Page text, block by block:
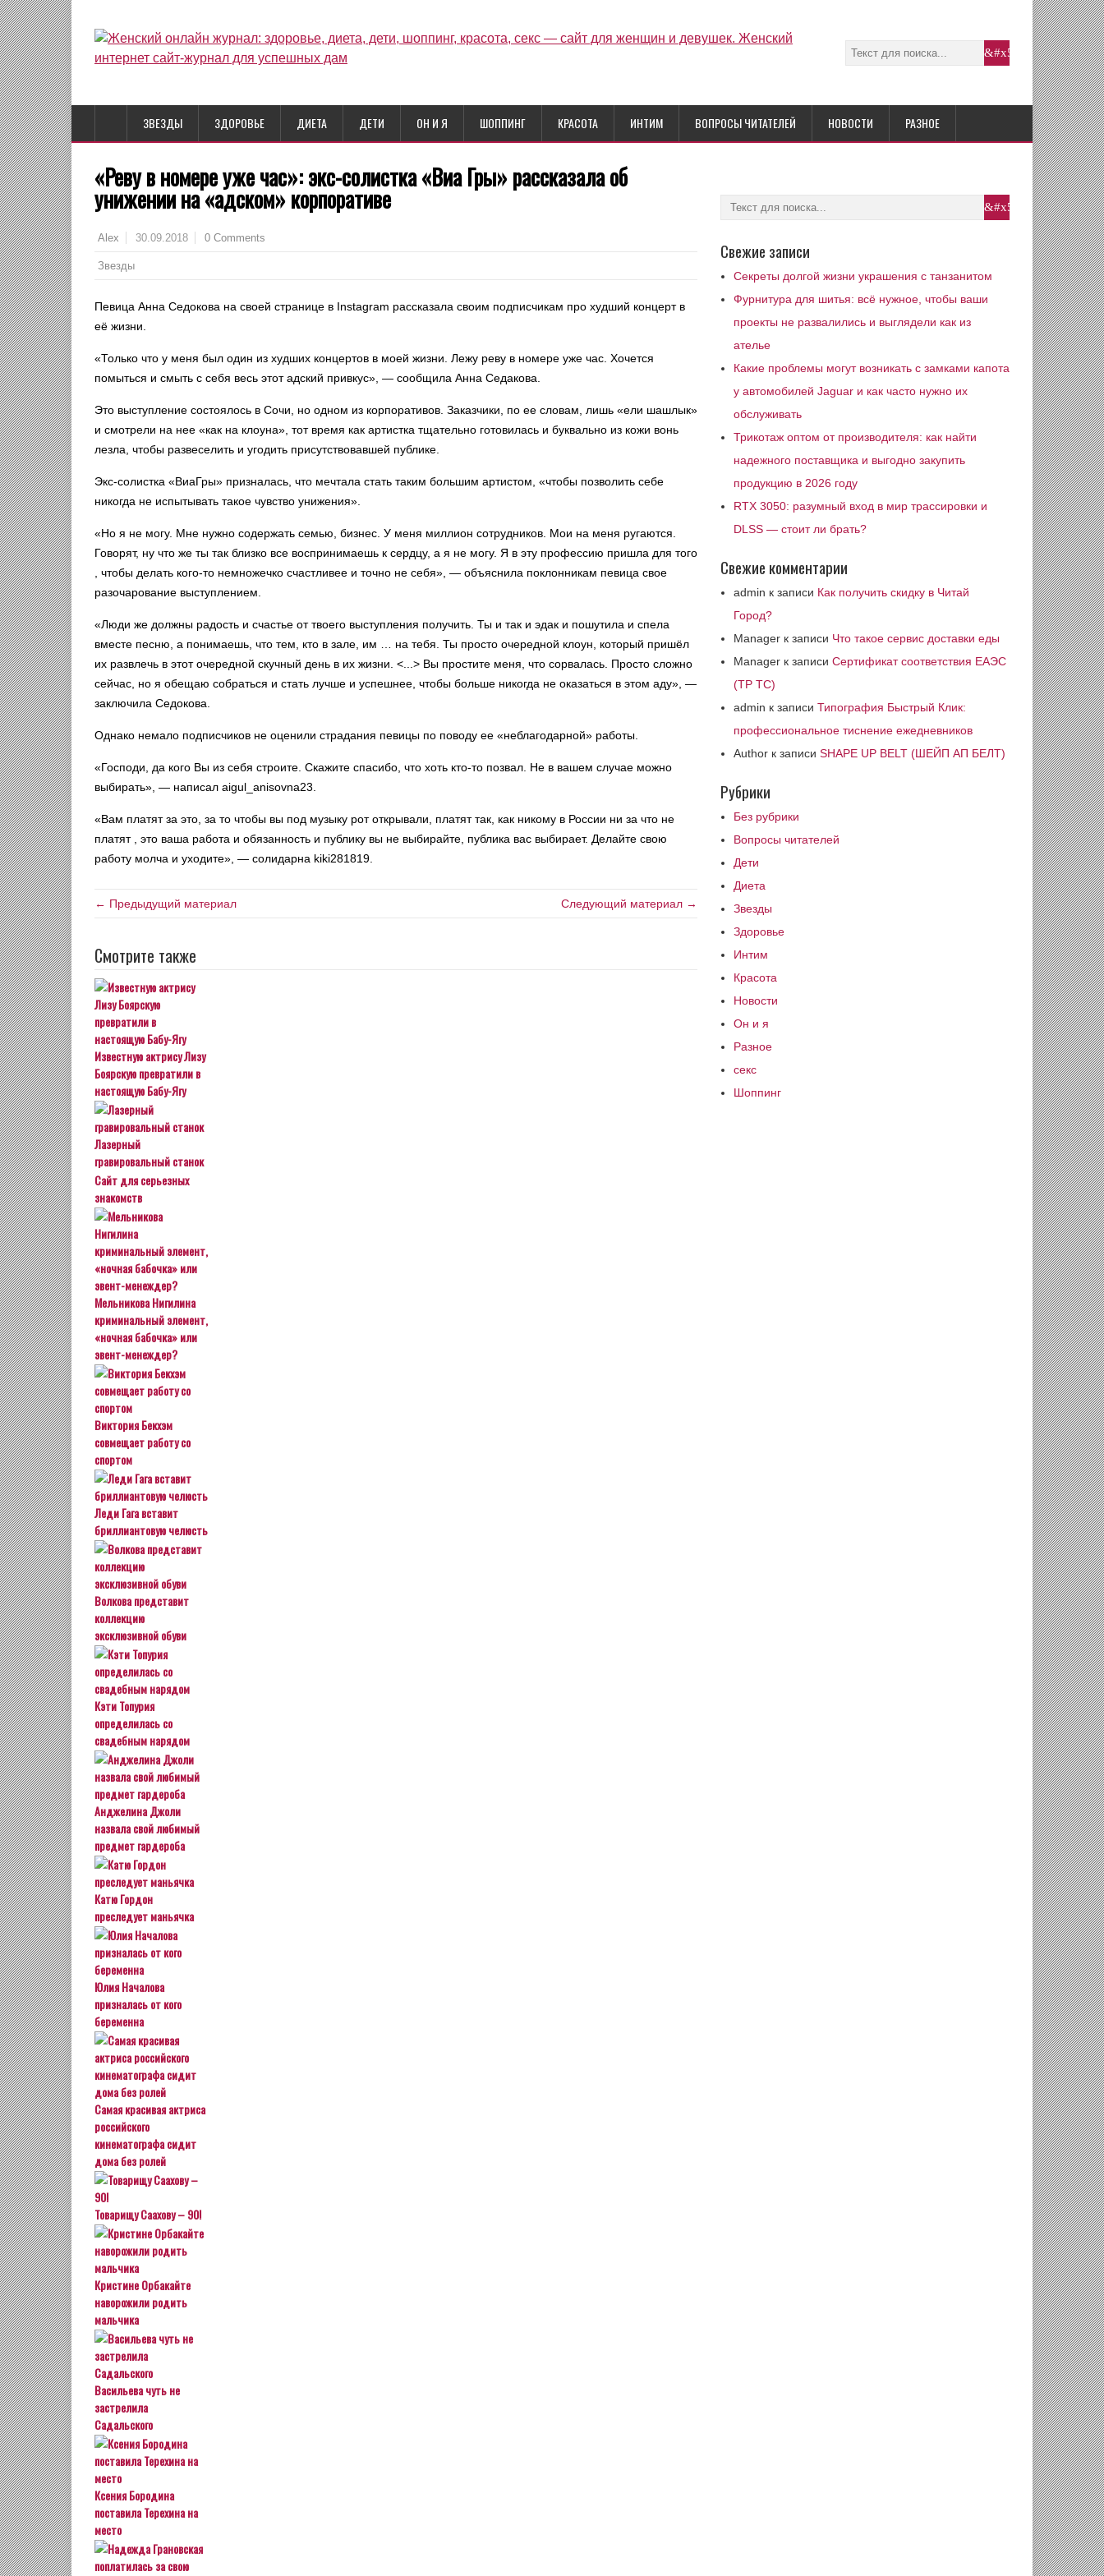
ЗВЕЗДЫ ЗДОРОВЬЕ ДИЕТА ДЕТИ ОН И Я ШОППИНГ КРАСОТА ИНТИМ ВОПРОСЫ ЧИТАТЕЛЕЙ НОВОСТИ РАЗНОЕ
«Реву в номере уже час»: экс-солистка «Виа Гры» рассказала об
унижении на «адском» корпоративе
Alex 30.09.2018 0 Comments
Звезды
Певица Анна Седокова на своей странице в Instagram рассказала своим подписчикам про худший концерт в
её жизни.
«Только что у меня был один из худших концертов в моей жизни. Лежу реву в номере уже час. Хочется
помыться и смыть с себя весь этот адский привкус», — сообщила Анна Седакова.
Это выступление состоялось в Сочи, но одном из корпоративов. Заказчики, по ее словам, лишь «ели шашлык»
и смотрели на нее «как на клоуна», тот время как артистка тщательно готовилась и буквально из кожи вонь
лезла, чтобы развеселить и угодить присутствовавшей публике.
Экс-солистка «ВиаГры» призналась, что мечтала стать таким большим артистом, «чтобы позволить себе
никогда не испытывать такое чувство унижения».
«Но я не могу. Мне нужно содержать семью, бизнес. У меня миллион сотрудников. Мои на меня ругаются.
Говорят, ну что же ты так близко все воспринимаешь к сердцу, а я не могу. Я в эту профессию пришла для того
, чтобы делать кого-то немножечко счастливее и точно не себя», — объяснила поклонникам певица свое
разочарование выступлением.
«Люди же должны радость и счастье от твоего выступления получить. Ты и так и эдак и пошутила и спела
вместе песню, а понимаешь, что тем, кто в зале, им … на тебя. Ты просто очередной клоун, который пришёл
их развлечь в этот очередной скучный день в их жизни. <...> Вы простите меня, что сорвалась. Просто сложно
сейчас, но я обещаю собраться и стать лучше и успешнее, чтобы больше никогда не оказаться в этом аду», —
заключила Седокова.
Однако немало подписчиков не оценили страдания певицы по поводу ее «неблагодарной» работы.
«Господи, да кого Вы из себя строите. Скажите спасибо, что хоть кто-то позвал. Не в вашем случае можно
выбирать», — написал aigul_anisovna23.
«Вам платят за это, за то чтобы вы под музыку рот открывали, платят так, как никому в России ни за что не
платят , это ваша работа и обязанность и публику вы не выбирайте, публика вас выбирает. Делайте свою
работу молча и уходите», — солидарна kiki281819.
← Предыдущий материал Следующий материал →
Смотрите также
Известную актрису Лизу
Боярскую превратили в
настоящую Бабу-Ягу
Лазерный
гравировальный станок
Сайт для серьезных
знакомств
Мельникова Нигилина
криминальный элемент,
«ночная бабочка» или
эвент-менеждер?
Виктория Бекхэм
совмещает работу со
спортом
Леди Гага вставит
бриллиантовую челюсть
Волкова представит
коллекцию
эксклюзивной обуви
Кэти Топурия
определилась со
свадебным нарядом
Анджелина Джоли
назвала свой любимый
предмет гардероба
Катю Гордон
преследует маньячка
Юлия Началова
призналась от кого
беременна
Самая красивая актриса
российского
кинематографа сидит
дома без ролей
Товарищу Саахову – 90!
Кристине Орбакайте
наворожили родить
мальчика
Васильева чуть не
застрелила
Садальского
Ксения Бородина
поставила Терехина на
место
Свежие записи
Секреты долгой жизни украшения с танзанитом
Фурнитура для шитья: всё нужное, чтобы ваши
проекты не развалились и выглядели как из
ателье
Какие проблемы могут возникать с замками капота
у автомобилей Jaguar и как часто нужно их
обслуживать
Трикотаж оптом от производителя: как найти
надежного поставщика и выгодно закупить
продукцию в 2026 году
RTX 3050: разумный вход в мир трассировки и
DLSS — стоит ли брать?
Свежие комментарии
admin к записи Как получить скидку в Читай
Город?
Manager к записи Что такое сервис доставки еды
Manager к записи Сертификат соответствия ЕАЭС
(ТР ТС)
admin к записи Типография Быстрый Клик:
профессиональное тиснение ежедневников
Author к записи SHAPE UP BELT (ШЕЙП АП БЕЛТ)
Рубрики
Без рубрики
Вопросы читателей
Дети
Диета
Звезды
Здоровье
Интим
Красота
Новости
Он и я
Разное
секс
Шоппинг